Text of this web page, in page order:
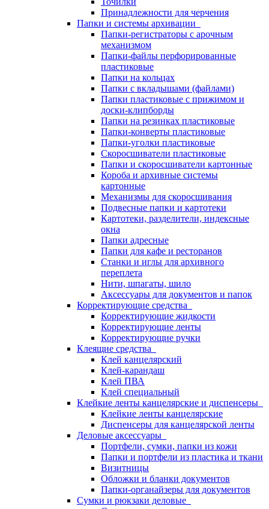
Принадлежности для черчения
Папки и системы архивации
Папки-регистраторы с арочным
механизмом
Папки-файлы перфорированные
пластиковые
Папки на кольцах
Папки с вкладышами (файлами)
Папки пластиковые с прижимом и
доски-клипборды
Папки на резинках пластиковые
Папки-конверты пластиковые
Папки-уголки пластиковые
Скоросшиватели пластиковые
Папки и скоросшиватели картонные
Короба и архивные системы
картонные
Механизмы для скоросшивания
Подвесные папки и картотеки
Картотеки, разделители, индексные
окна
Папки адресные
Папки для кафе и ресторанов
Станки и иглы для архивного
переплета
Нити, шпагаты, шило
Аксессуары для документов и папок
Корректирующие средства
Корректирующие жидкости
Корректирующие ленты
Корректирующие ручки
Клеящие средства
Клей канцелярский
Клей-карандаш
Клей ПВА
Клей специальный
Клейкие ленты канцелярские и диспенсеры
Клейкие ленты канцелярские
Диспенсеры для канцелярской ленты
Деловые аксессуары
Портфели, сумки, папки из кожи
Папки и портфели из пластика и ткани
Визитницы
Обложки и бланки документов
Папки-органайзеры для документов
Сумки и рюкзаки деловые